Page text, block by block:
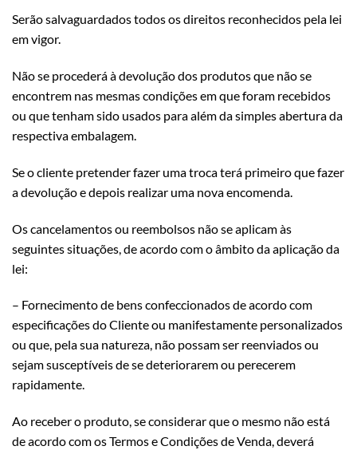
Serão salvaguardados todos os direitos reconhecidos pela lei
em vigor.
Não se procederá à devolução dos produtos que não se
encontrem nas mesmas condições em que foram recebidos
ou que tenham sido usados para além da simples abertura da
respectiva embalagem.
Se o cliente pretender fazer uma troca terá primeiro que fazer
a devolução e depois realizar uma nova encomenda.
Os cancelamentos ou reembolsos não se aplicam às
seguintes situações, de acordo com o âmbito da aplicação da
lei:
– Fornecimento de bens confeccionados de acordo com
especificações do Cliente ou manifestamente personalizados
ou que, pela sua natureza, não possam ser reenviados ou
sejam susceptíveis de se deteriorarem ou perecerem
rapidamente.
Ao receber o produto, se considerar que o mesmo não está
de acordo com os Termos e Condições de Venda, deverá